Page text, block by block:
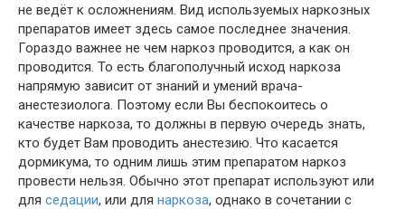
не ведёт к осложнениям. Вид используемых наркозных
препаратов имеет здесь самое последнее значения.
Гораздо важнее не чем наркоз проводится, а как он
проводится. То есть благополучный исход наркоза
напрямую зависит от знаний и умений врача-
анестезиолога. Поэтому если Вы беспокоитесь о
качестве наркоза, то должны в первую очередь знать,
кто будет Вам проводить анестезию. Что касается
дормикума, то одним лишь этим препаратом наркоз
провести нельзя. Обычно этот препарат используют или
для седации, или для наркоза, однако в сочетании с